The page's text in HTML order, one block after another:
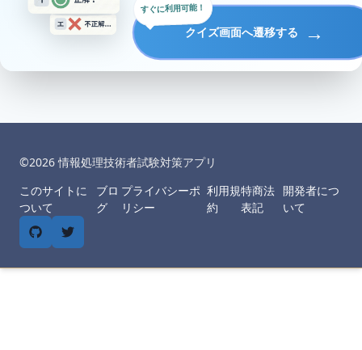
クイズ画面へ遷移する →
すぐに利用可能！
©︎2026情報処理技術者試験対策アプリ
このサイトに
ついて
ブロ
グ
プライバシーポ
リシー
利用規
約
特商法
表記
開発者につ
いて